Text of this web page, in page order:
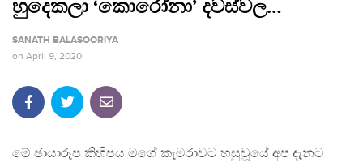
හුදෙකලා ‘කොරෝනා’ දවස්වල…
SANATH BALASOORIYA
on April 9, 2020
මේ ඡායාරූප කිහිපය මගේ කැමරාවට හසුවූයේ අප දැනට